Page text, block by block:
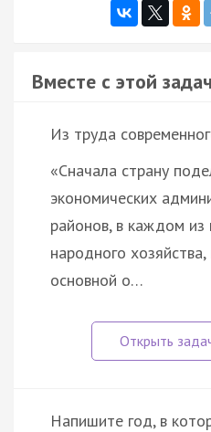
Вместе с этой
Из труда
«Сначала страну
экономических
районов, в каждом из
народного
основной о…
Напишите год, в